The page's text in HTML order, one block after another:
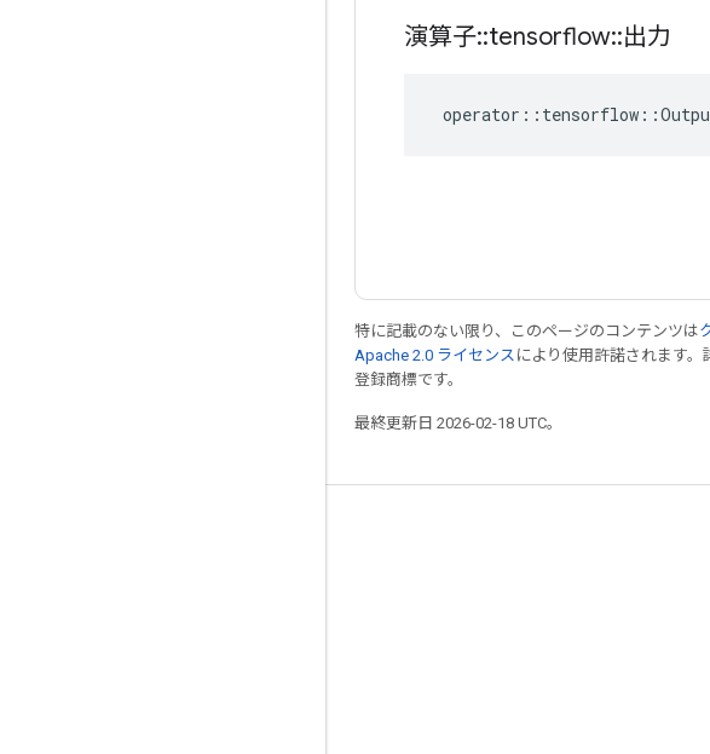
演算子::tensorflow::出力
operator :: tensorflow ::
特に記載のない限り、このページのコンテンツは
Apache 2.0 ライセンス により使用許諾されます。
登録商標です。
最終更新日 2026-02-18 UTC。